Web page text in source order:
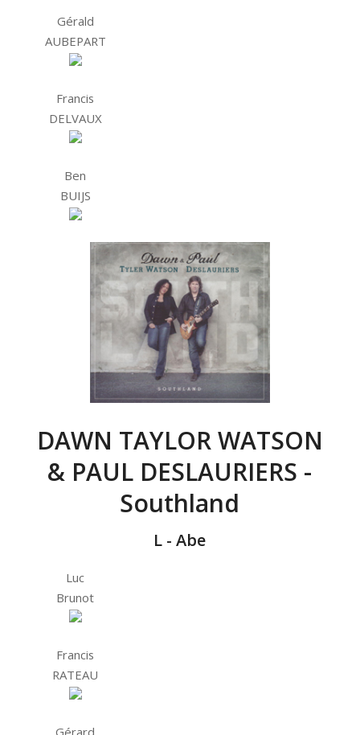
Gérald
AUBEPART
Francis
DELVAUX
Ben
BUIJS
DAWN TAYLOR WATSON
& PAUL DESLAURIERS -
Southland
L - Abe
Luc
Brunot
Francis
RATEAU
Gérard